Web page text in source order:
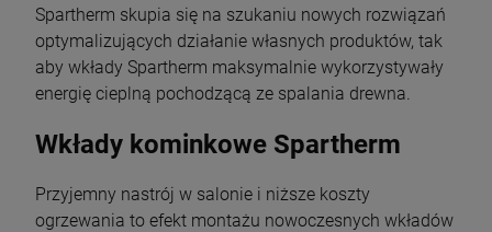
Spartherm skupia się na szukaniu nowych rozwiązań
optymalizujących działanie własnych produktów, tak
aby wkłady Spartherm maksymalnie wykorzystywały
energię cieplną pochodzącą ze spalania drewna.
Wkłady kominkowe Spartherm
Przyjemny nastrój w salonie i niższe koszty
ogrzewania to efekt montażu nowoczesnych wkładów